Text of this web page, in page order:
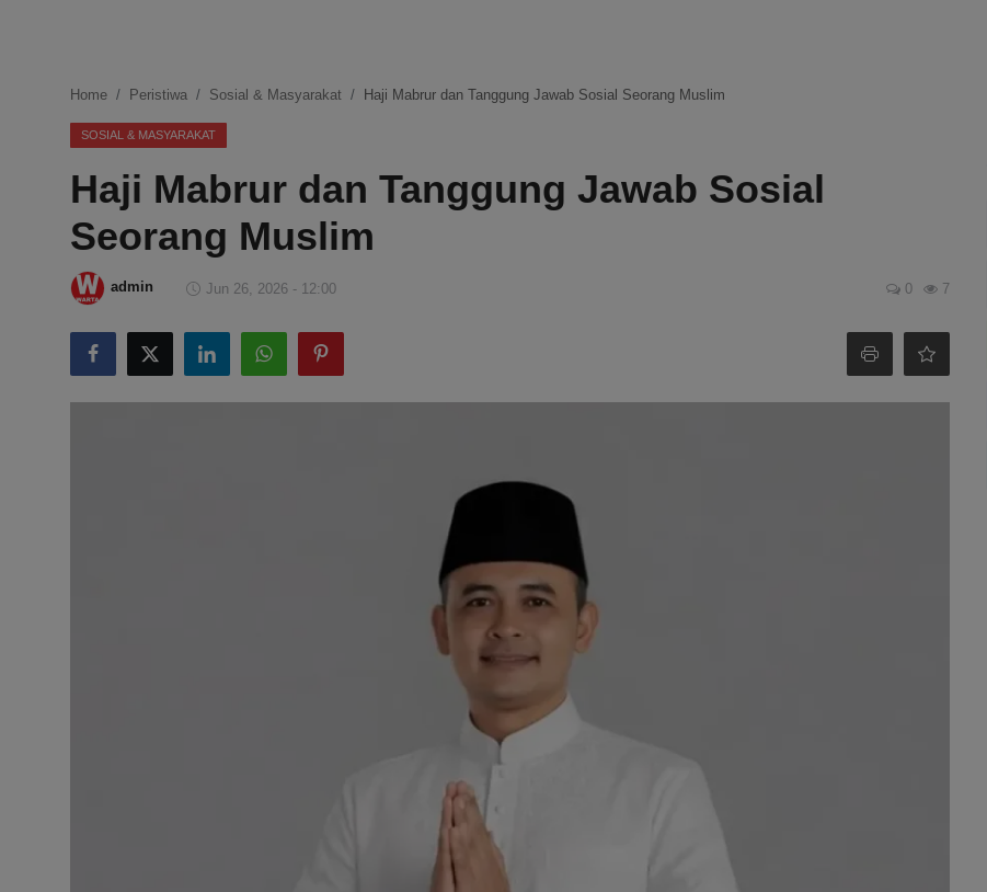
Ekonomi
Internasional
Teknologi
Hiburan
Kesehatan
Home Peristiwa Sosial & Masyarakat Haji Mabrur dan Tanggung Jawab Sosial Seorang Muslim
SOSIAL & MASYARAKAT
Haji Mabrur dan Tanggung Jawab Sosial
Seorang Muslim
admin Jun 26, 2026 - 12:00 0 7